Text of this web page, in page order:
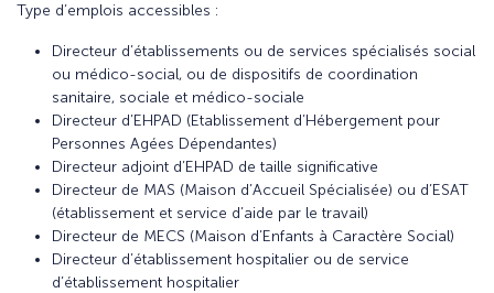
Type d’emplois accessibles :
Directeur d’établissements ou de services spécialisés social
ou médico-social, ou de dispositifs de coordination
sanitaire, sociale et médico-sociale
Directeur d’EHPAD (Etablissement d’Hébergement pour
Personnes Agées Dépendantes)
Directeur adjoint d’EHPAD de taille significative
Directeur de MAS (Maison d’Accueil Spécialisée) ou d’ESAT
(établissement et service d’aide par le travail)
Directeur de MECS (Maison d’Enfants à Caractère Social)
Directeur d’établissement hospitalier ou de service
d’établissement hospitalier